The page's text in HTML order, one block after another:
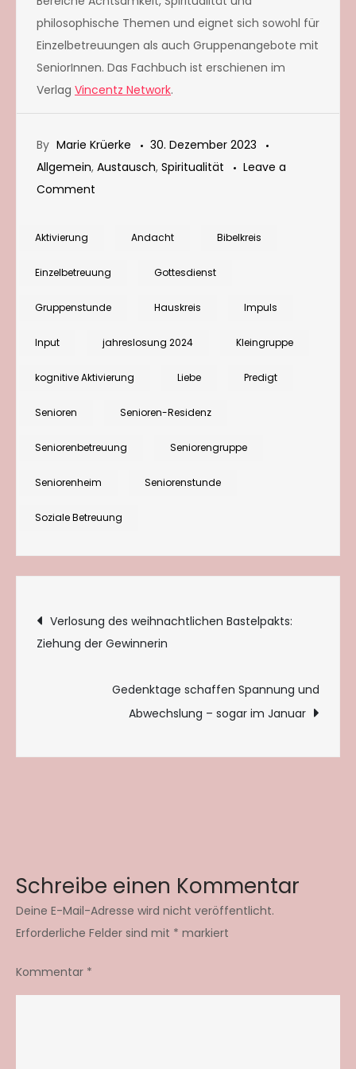
philosophische Themen und eignet sich sowohl für
Einzelbetreuungen als auch Gruppenangebote mit
SeniorInnen. Das Fachbuch ist erschienen im
Verlag Vincentz Network.
By Marie Krüerke
30. Dezember 2023
Allgemein, Austausch, Spiritualität
Leave a
Comment
2024:
ihr
geschehe
Aktivierung Andacht Bibelkreis
Einzelbetreuung Gottesdienst
Gruppenstunde Hauskreis Impuls
Input jahreslosung 2024 Kleingruppe
kognitive Aktivierung Liebe Predigt
Senioren Senioren-Residenz
Seniorenbetreuung Seniorengruppe
Seniorenheim Seniorenstunde
Soziale Betreuung
Beitragsnavigation
Verlosung des weihnachtlichen Bastelpakts:
Ziehung der Gewinnerin
Gedenktage schaffen Spannung und
Abwechslung – sogar im Januar
Schreibe einen Kommentar
Deine E-Mail-Adresse wird nicht veröffentlicht.
Erforderliche Felder sind mit * markiert
Kommentar *